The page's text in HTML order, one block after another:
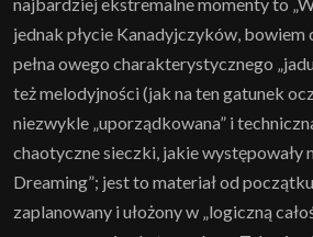
jednak płycie Kanadyjczyków, bowiem
pełna owego charakterystycznego
też melodyjności (jak na ten gatunek
niezwykle „uporządkowana” i
chaotyczne sieczki, jakie występowały
Dreaming”; jest to materiał od
zaplanowany i ułożony w „logiczną